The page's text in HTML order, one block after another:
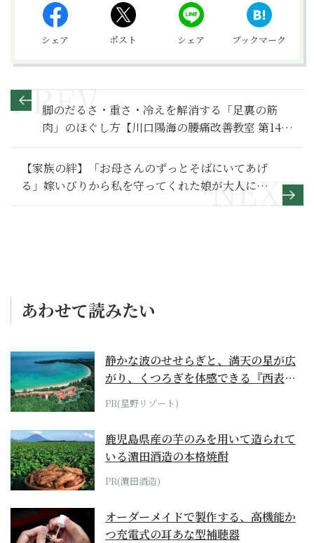
シェア ポスト シェア ブックマーク
脚のだるさ・重さ・冷えを解消する「足裏の筋
肉」のほぐし方【川口陽海の腰痛改善教室 第143
回】
【家族の絆】「お母さんのずっとそばにいてあげ
る」嫁いびりから私を守ってくれた娘が大人にな
って～その１～
あわせて読みたい
静かな波のせせらぎと、満天の星が広
がり、くつろぎを体感できる『西表島
ホテル by...
PR(星野リゾート)
鹿児島県産の芋のみを用いて造られて
いる濵田酒造の本格焼酎
PR(濵田酒造)
オーダーメイドで製作する、高機能か
つ充電式の耳あな型補聴器